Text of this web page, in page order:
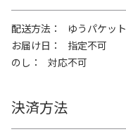
配送方法
ゆうパケット
お届け日
指定不可
のし
対応不可
決済方法